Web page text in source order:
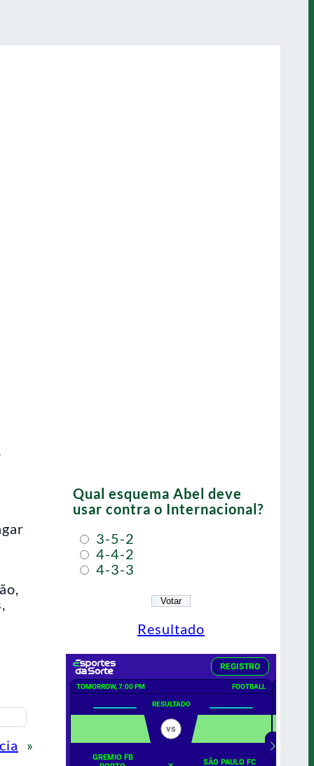
»
Qual esquema Abel deve
usar contra o Internacional?
3-5-2
4-4-2
4-3-3
Resultado